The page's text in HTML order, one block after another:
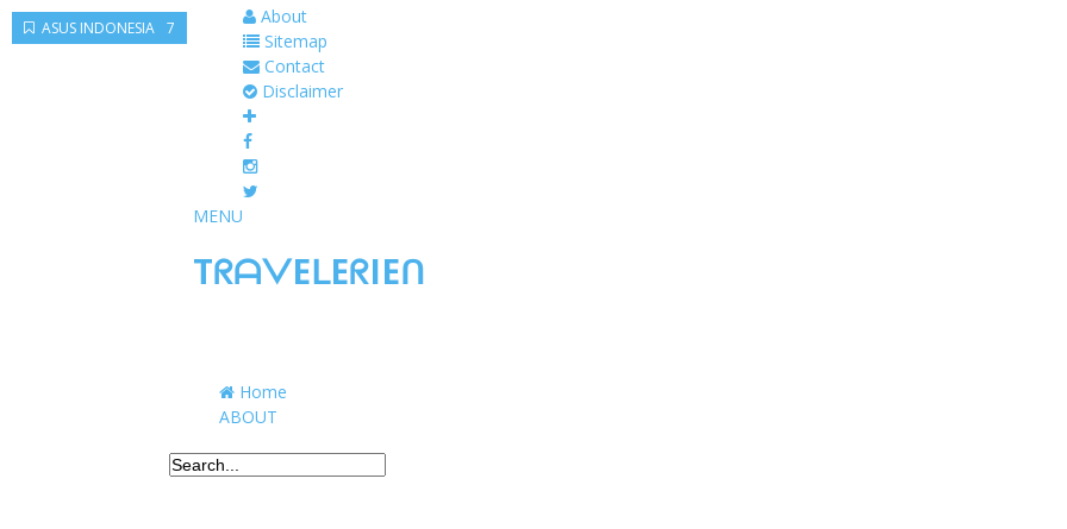
About
Sitemap
Contact
Disclaimer
MENU
TᖇᗩᐯEᒪEᖇIEᑎ
Home
ABOUT
ANIME PLAY
ASUS ROG PHONE 7
ASUS INDONESIA